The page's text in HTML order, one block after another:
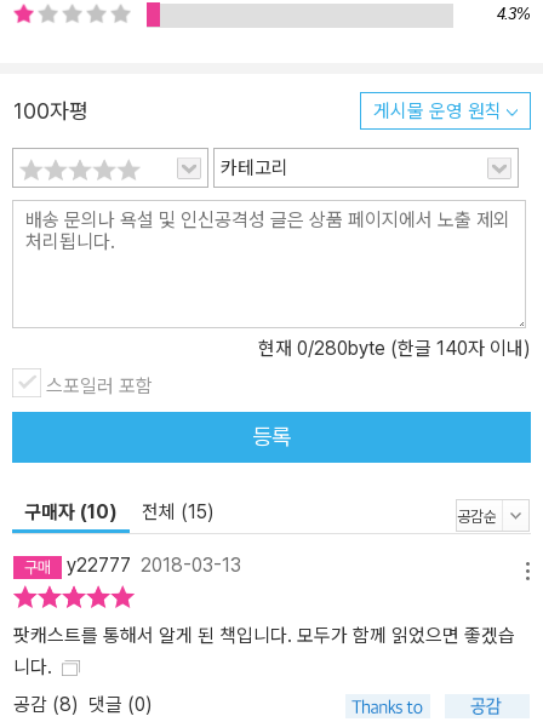
한다”는 것이다. 그래서 저자는 이 책이 재벌이 지배하는 한국 사회를
(상), (하)권이 남긴 서글픈 기록들은 비로소 해피엔딩으로 완성될 것
4.3%
100자평 게시물 운영 원칙
카테고리
현재 0/280byte (한글 140자 이내)
스포일러 포함
등록
구매자 (10) 전체 (15)
y22777 2018-03-13
팟캐스트를 통해서 알게 된 책입니다. 모두가 함께 읽었으면 좋겠습
니다.
공감 (8) 댓글 (0)